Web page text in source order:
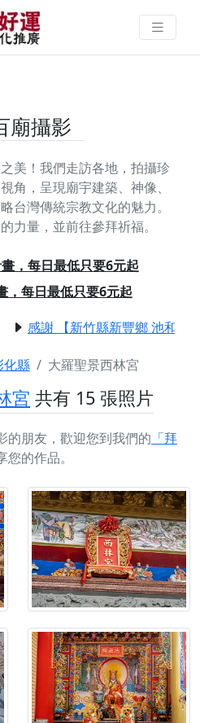
攝影照片 | 拜好
您有緣的信仰
廟攝影
美！我們走訪各地，拍攝珍
角，呈現廟宇建築、神像、
台灣傳統宗教文化的魅力。
力量，並前往參拜祈福。
，每日最低只要6元起
感謝 【新竹縣新豐鄉 池和宮
化縣 大羅聖景西林宮
宮 共有 15 張照片
的朋友，歡迎您到我們的 「拜
您的作品。